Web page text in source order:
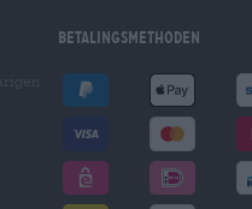
Betalingsmethoden